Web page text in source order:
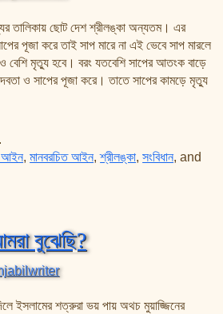
তালিকায় ছোট দেশ শ্রীলঙ্কা অন্যতম। এর
পূজা করে তাই সাপ মারে না এই ভেবে সাপ মারলে
বেশি মৃত্যু হবে। বরং যতবেশি সাপের আতংক বাড়ে
ও সাপের পূজা করে। তাতে সাপের কামড়ে মৃত্যু
.
আইন,মানবরচিত আইন,শ্রীলঙ্কা,সংবিধান, and
সংবিধান
বুঝেছি?
ইসলামের শত্রুরা ভয় পায় অথচ মুয়াজ্জিনের